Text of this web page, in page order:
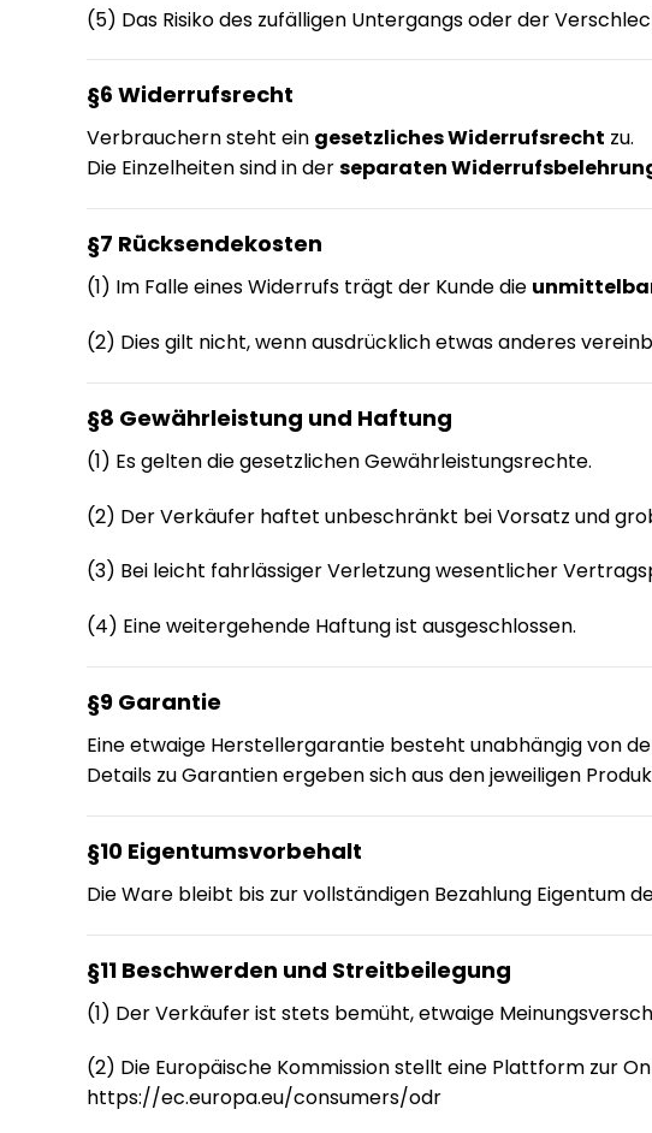
(5) Das Risiko des zufälligen Untergangs oder der
§6 Widerrufsrecht
Verbrauchern steht ein gesetzliches Widerrufsrecht zu.
Die Einzelheiten sind in derseparaten
§7 Rücksendekosten
(1) Im Falle eines Widerrufs trägt der Kunde die
(2) Dies gilt nicht, wenn ausdrücklich etwas anderes
§8 Gewährleistung und Haftung
(1) Es gelten die gesetzlichen Gewährleistungsrechte.
(2) Der Verkäufer haftet unbeschränkt bei Vorsatz und
(3) Bei leicht fahrlässiger Verletzung wesentlicher
(4) Eine weitergehende Haftung ist ausgeschlossen.
§9 Garantie
Eine etwaige Herstellergarantie besteht unabhängig von
Details zu Garantien ergeben sich aus den jeweiligen
§10 Eigentumsvorbehalt
Die Ware bleibt bis zur vollständigen Bezahlung Eigentum
§11 Beschwerden und Streitbeilegung
(1) Der Verkäufer ist stets bemüht, etwaige
(2) Die Europäische Kommission stellt eine Plattform zur
https://ec.europa.eu/consumers/odr